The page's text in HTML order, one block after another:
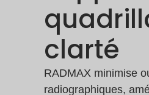
clarté
RADMAX minimise
radiographiques,